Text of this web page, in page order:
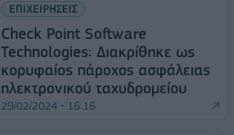
ΕΠΙΧΕΙΡΗΣΕΙΣ
Check Point Software
Technologies: Διακρίθηκε ως
κορυφαίος πάροχος ασφάλειας
ηλεκτρονικού ταχυδρομείου
29/02/2024 - 16:16